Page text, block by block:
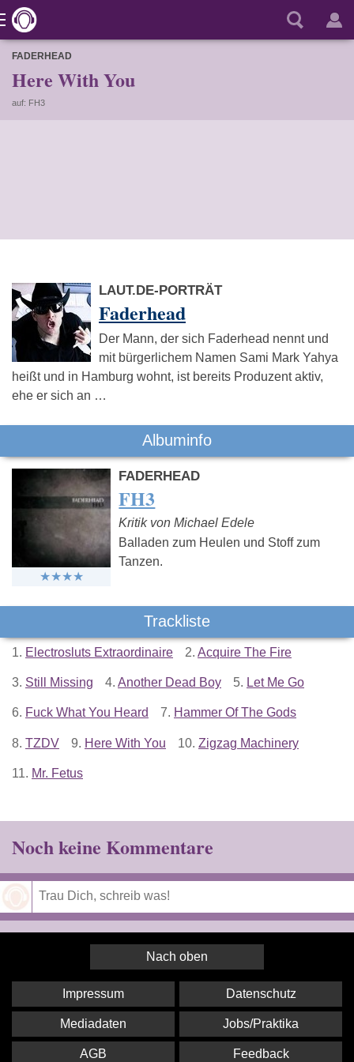
FADERHEAD
Here With You
auf: FH3
LAUT.DE-PORTRÄT
Faderhead
Der Mann, der sich Faderhead nennt und
mit bürgerlichem Namen Sami Mark Yahya
heißt und in Hamburg wohnt, ist bereits Produzent aktiv,
ehe er sich an …
Albuminfo
FADERHEAD
FH3
Kritik von Michael Edele
Balladen zum Heulen und Stoff zum
Tanzen.
Trackliste
1. Electrosluts Extraordinaire 2. Acquire The Fire
3. Still Missing 4. Another Dead Boy 5. Let Me Go
6. Fuck What You Heard 7. Hammer Of The Gods
8. TZDV 9. Here With You 10. Zigzag Machinery
11. Mr. Fetus
Noch keine Kommentare
Nach oben
Impressum Datenschutz
Mediadaten Jobs/Praktika
AGB Feedback